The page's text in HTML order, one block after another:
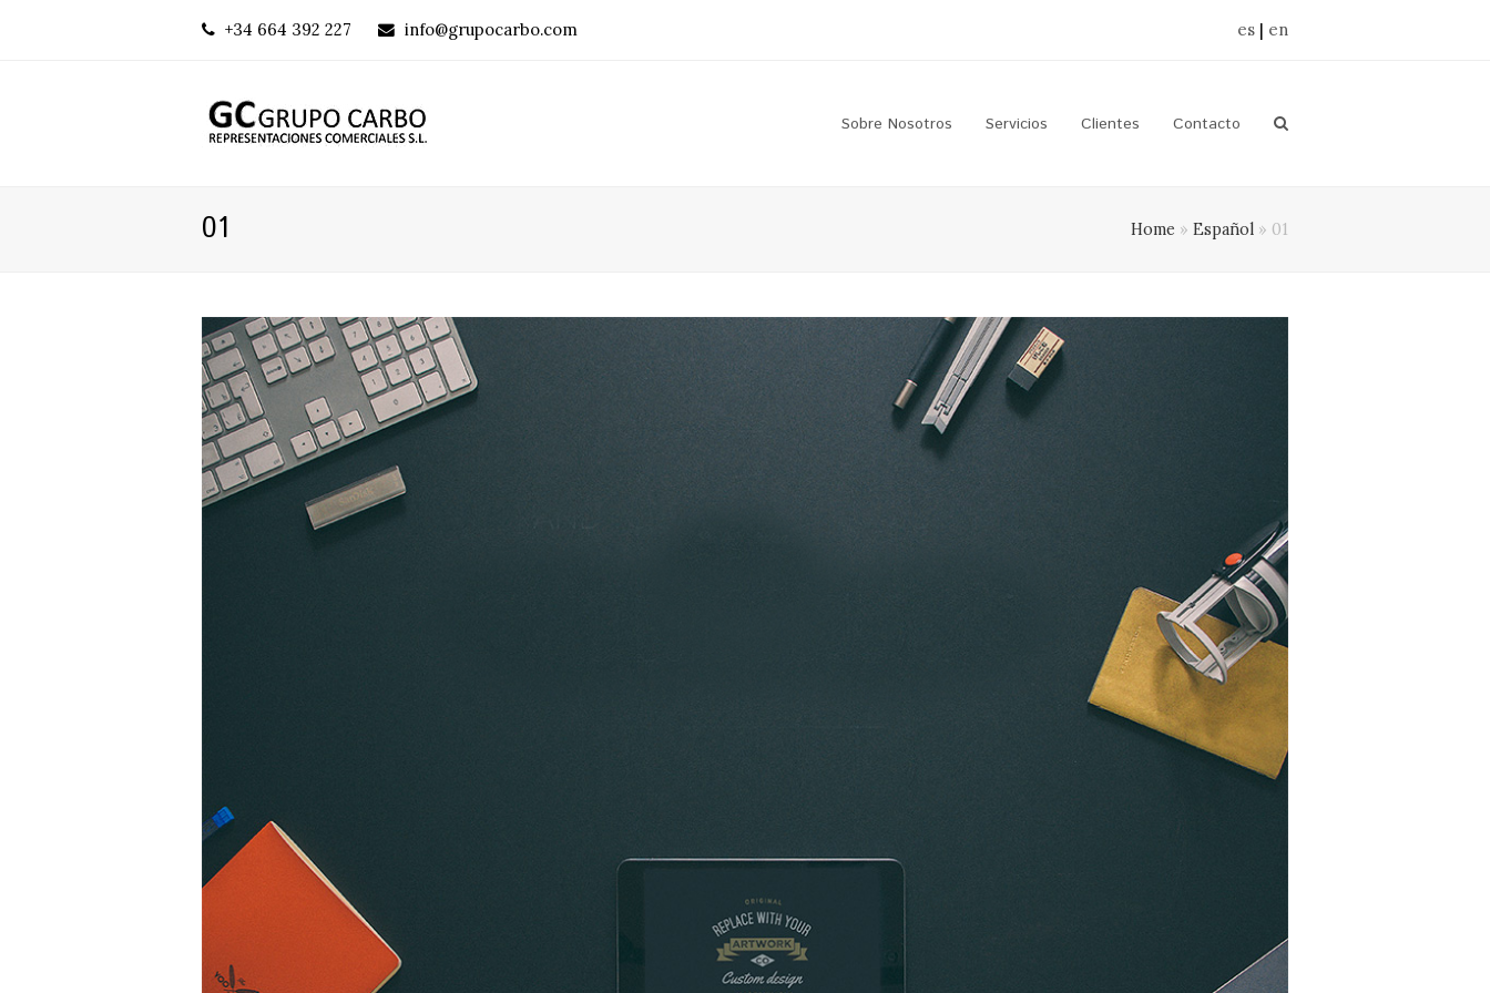
+34 664 392 227 info@grupocarbo.com es | en
Sobre Nosotros Servicios Clientes Contacto
01 Home » Español » 01